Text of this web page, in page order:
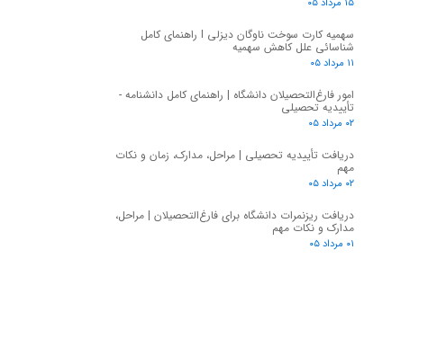
۱۵ مرداد ۰۵
سهمیه کارت سوخت ناوگان دیزلی I راهنمای کامل
شناسائی علل کاهش سهمیه
۱۱ مرداد ۰۵
امور فارغ‌التحصیلان دانشگاه | راهنمای کامل دانشنامه -
تأییدیه تحصیلی
۰۲ مرداد ۰۵
دریافت تأییدیه تحصیلی | مراحل، مدارک، زمان و نکات
مهم
۰۲ مرداد ۰۵
دریافت ریزنمرات دانشگاه برای فارغ‌التحصیلان | مراحل،
مدارک و نکات مهم
۰۱ مرداد ۰۵